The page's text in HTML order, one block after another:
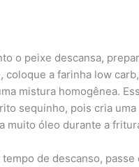
o peixe descansa,
coloque a farinha low
mistura homogênea.
sequinho, pois cria
muito óleo durante a
tempo de descanso,